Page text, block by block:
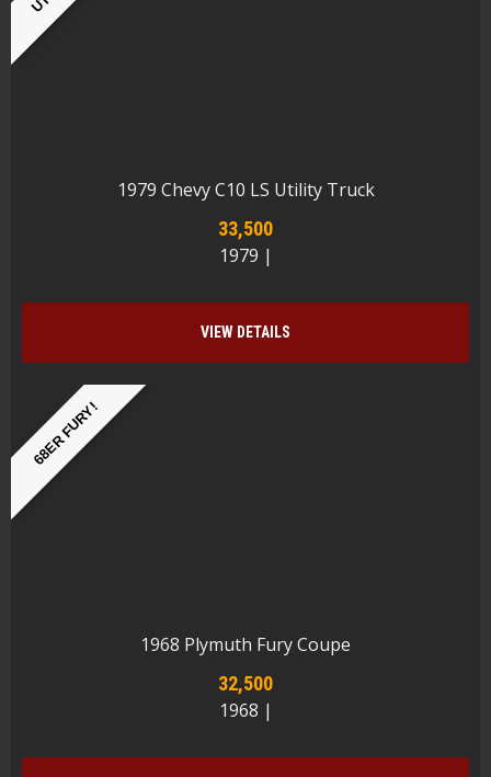
1979 Chevy C10 LS Utility Truck
33,500
1979 |
VIEW DETAILS
68ER FURY!
1968 Plymuth Fury Coupe
32,500
1968 |